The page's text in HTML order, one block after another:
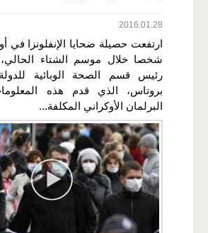
2016.01.28
شخصا خلال موسم الشتاء
رئيس قسم الصحة الوبائية
بروتاس، الذي قدم هذه
البرلمان الأوكراني المكلفة...